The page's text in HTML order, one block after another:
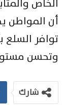
الخاص
أن المواطن
توافر
وتحسن
شارك